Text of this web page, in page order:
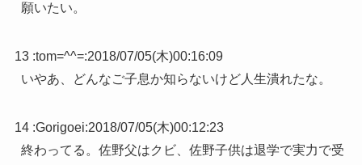
願いたい。
13 :tom=^^=:2018/07/05(木)00:16:09
いやあ、どんなご子息か知らないけど人生潰れたな。
14 :Gorigoei:2018/07/05(木)00:12:23
終わってる。佐野父はクビ、佐野子供は退学で実力で受